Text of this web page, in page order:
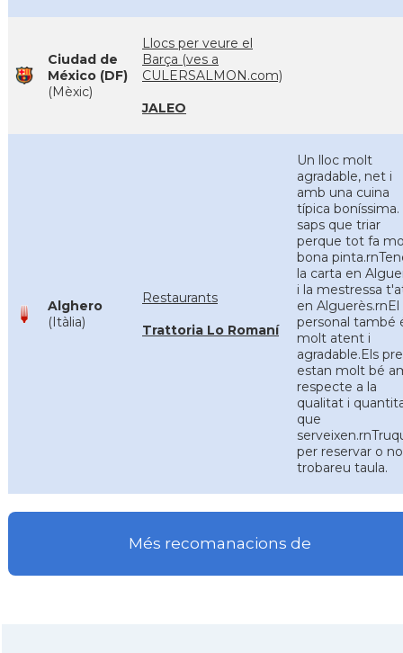
Ciudad de
México (DF)
(Mèxic)
Llocs per veure el
Barça (ves a
CULERSALMON.com)
JALEO
Alghero
(Itàlia)
Restaurants
Trattoria Lo Romaní
Un lloc molt
agradable, net i
amb una cuina
típica
saps que triar
perque tot fa
bona
la carta en
i la mestressa
en Alguerès.rnEl
personal també
molt atent i
agradable.Els
estan molt bé
respecte a la
qualitat i
que
per reservar o no
trobareu taula.
Més recomanacions de